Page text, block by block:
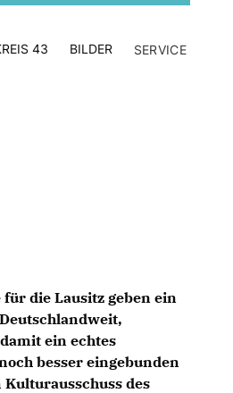
43 BILDER SERVICE
die Lausitz geben ein
ein echtes
besser eingebunden
Kulturausschuss des